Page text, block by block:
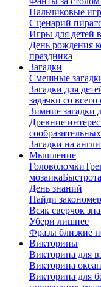
Пальчиковые
Сценарий
Игры для детей
День рождения
праздника
Загадки
Смешные
Загадки для
задачки со всего
Зимние загадки
Древние
сообразительных
Загадки на
Мышление
Головоломки
мозаика
День знаний
Найди
Всяк сверчок
Убери лишнее
Фразы близкие
Викторины
Викторина для
Викторина
Викторина для